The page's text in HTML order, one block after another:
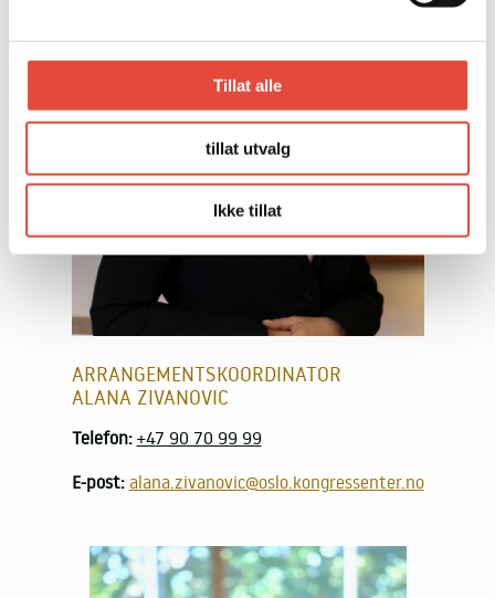
Tillat alle
tillat utvalg
Ikke tillat
ARRANGEMENTSKOORDINATOR
ALANA ZIVANOVIC
Telefon: +47 90 70 99 99
E-post: alana.zivanovic@oslo.kongressenter.no